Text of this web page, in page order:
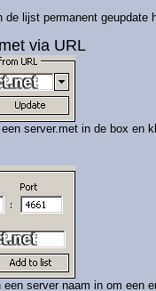
de lijst permanent
via URL
server.met in de box en
server naam in om een